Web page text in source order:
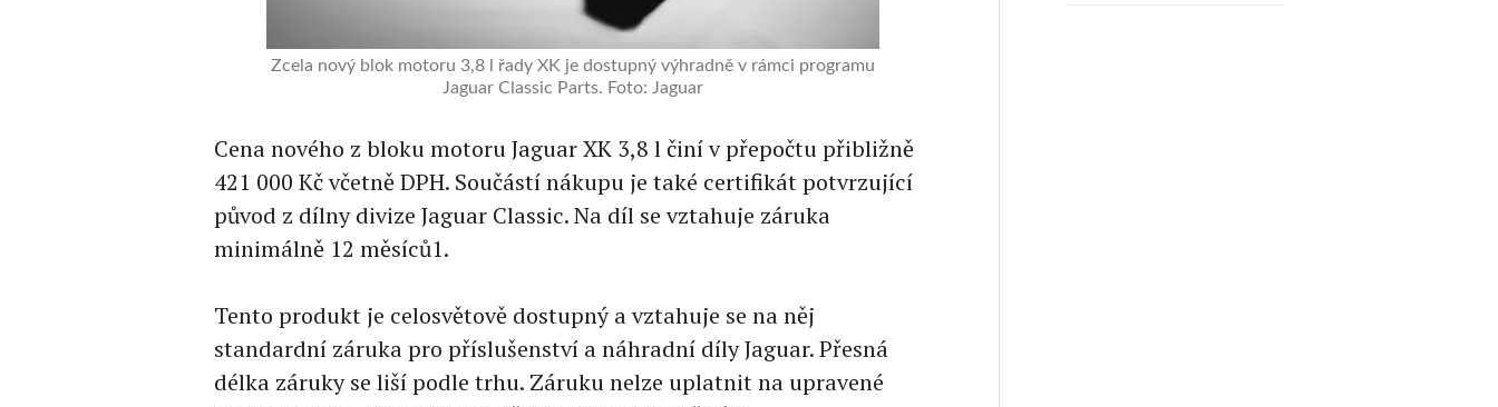
Zcela nový blok motoru 3,8 l řady XK je dostupný výhradně v rámci programu
Jaguar Classic Parts. Foto: Jaguar
Cena nového z bloku motoru Jaguar XK 3,8 l činí v přepočtu přibližně
421 000 Kč včetně DPH. Součástí nákupu je také certifikát potvrzující
původ z dílny divize Jaguar Classic. Na díl se vztahuje záruka
minimálně 12 měsíců1.
Tento produkt je celosvětově dostupný a vztahuje se na něj
standardní záruka pro příslušenství a náhradní díly Jaguar. Přesná
délka záruky se liší podle trhu. Záruku nelze uplatnit na upravené